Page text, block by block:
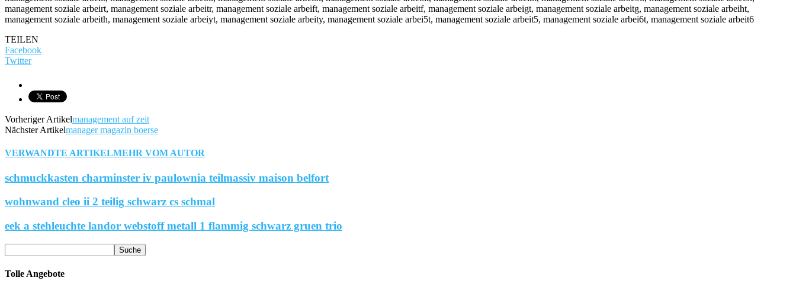
TEILEN
Facebook
Twitter
Vorheriger Artikelmanagement auf zeit
Nächster Artikelmanager magazin boerse
VERWANDTE ARTIKELMEHR VOM AUTOR
schmuckkasten charminster iv paulownia teilmassiv maison belfort
wohnwand cleo ii 2 teilig schwarz cs schmal
eek a stehleuchte landor webstoff metall 1 flammig schwarz gruen trio
Tolle Angebote